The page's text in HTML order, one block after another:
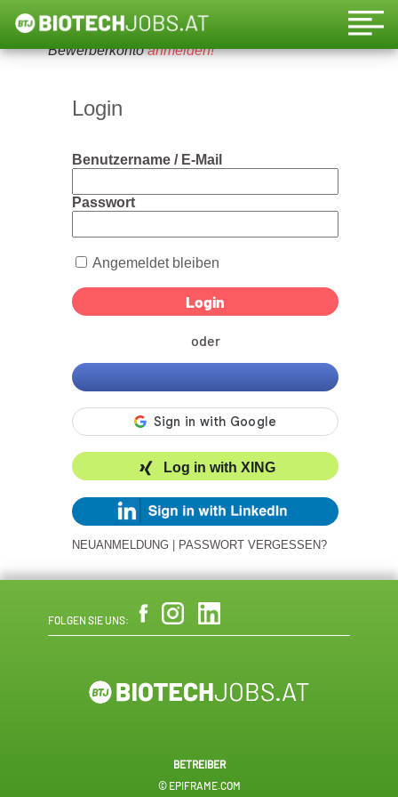
Um diese Funktion nutzen zu können, bitte ein
Bewerberkontoanmelden!
Login
Benutzername / E-Mail
Passwort
Angemeldet bleiben
oder
Log in with XING
NEUANMELDUNG PASSWORT VERGESSEN?
FOLGEN SIE UNS:
BETREIBER
© EPIFRAME.COM